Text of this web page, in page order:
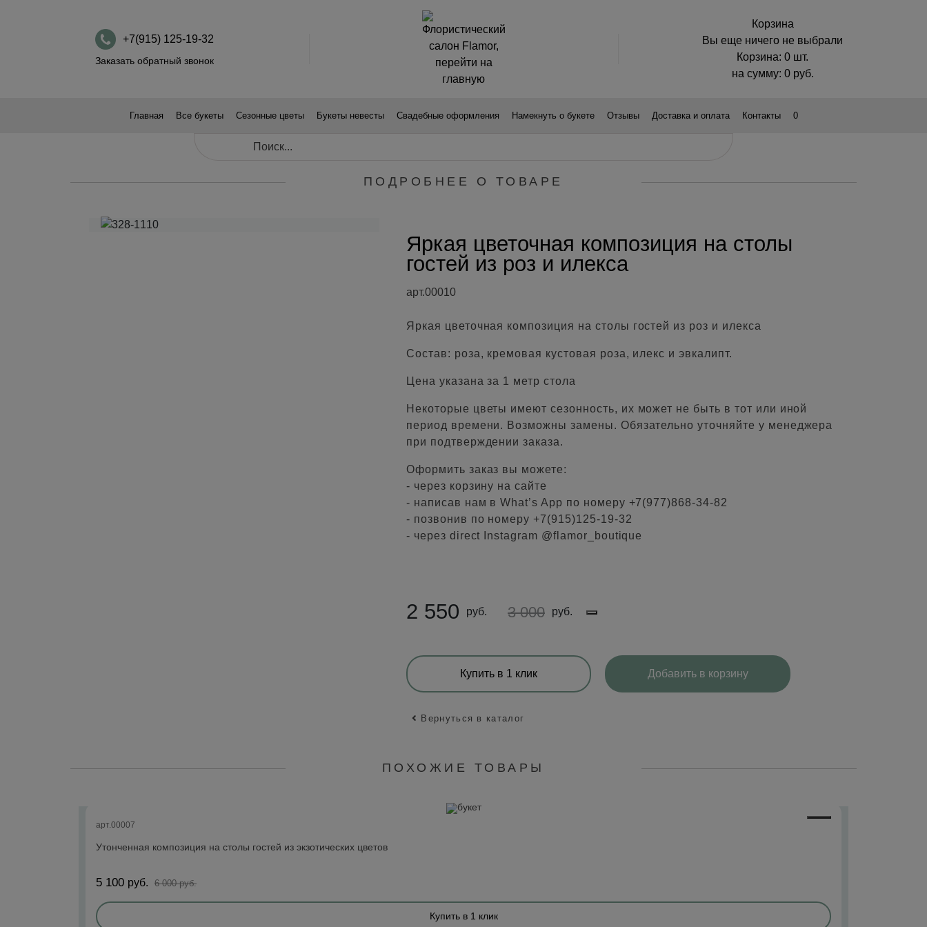
+7(915) 125-19-32
Заказать обратный звонок
Корзина
Вы еще ничего не выбрали
Корзина: 0 шт.
на сумму: 0руб.
Главная Все букеты Сезонные цветы Букеты невесты Свадебные оформления Намекнуть о букете Отзывы Доставка и оплата Контакты 0
ПОДРОБНЕЕ О ТОВАРЕ
Яркая цветочная композиция на столы
гостей из роз и илекса
арт.00010
Яркая цветочная композиция на столы гостей из роз и илекса
Состав: роза, кремовая кустовая роза, илекс и эвкалипт.
Цена указана за 1 метр стола
Некоторые цветы имеют сезонность, их может не быть в тот или иной
период времени. Возможны замены. Обязательно уточняйте у менеджера
при подтверждении заказа.
Оформить заказ вы можете:
- через корзину на сайте
- написав нам в What’s App по номеру +7(977)868-34-82
- позвонив по номеру +7(915)125-19-32
- через direct Instagram @flamor_boutique
2 550 руб. 3 000 руб.
Купить в 1 клик Добавить в корзину
Вернуться в каталог
ПОХОЖИЕ ТОВАРЫ
арт.00007
Утонченная композиция на столы гостей из экзотических цветов
5 100 руб. 6 000 руб.
Купить в 1 клик